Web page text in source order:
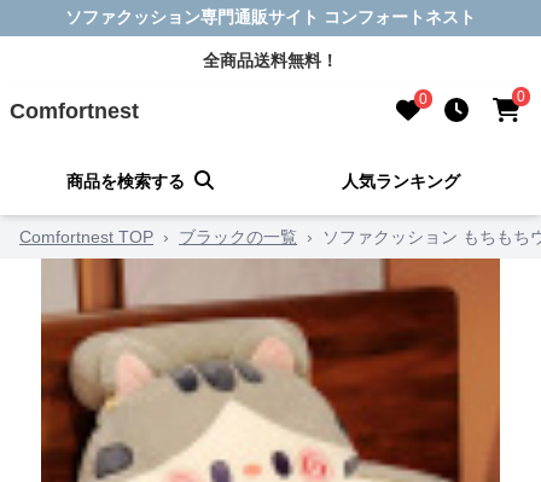
ソファクッション専門通販サイト コンフォートネスト
全商品送料無料！
Comfortnest 0 0
商品を検索する 人気ランキング
Comfortnest TOP › ブラックの一覧 › ソファクッション もちもち